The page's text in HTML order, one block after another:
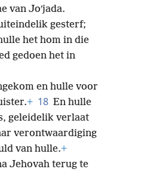
van Joʹjada.
gesterf;
het hom in die
gedoen het in
en hulle voor
+ 18 En hulle
geleidelik verlaat
verontwaardiging
van hulle.+
Jehovah terug te